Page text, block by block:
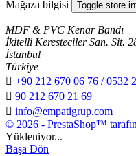
Mağaza bilgisi Toggle store
MDF & PVC Kenar Bandı
İkitelli Keresteciler San. Sit.
İstanbul
Türkiye
 +90 212 670 06 76 / 0532
 90 212 670 21 69
 info@empatigrup.com
© 2026 - PrestaShop™
Yükleniyor...
Başa Dön